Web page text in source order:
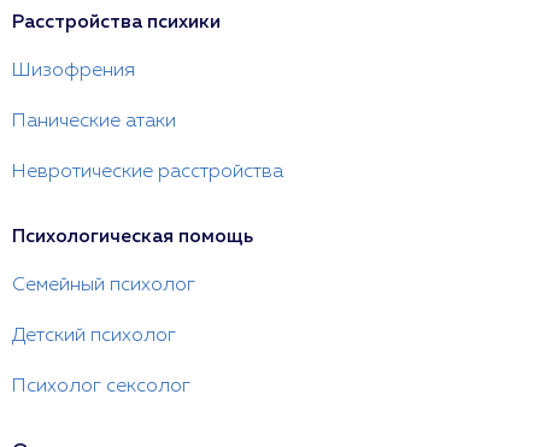
Расстройства психики
Шизофрения
Панические атаки
Невротические расстройства
Психологическая помощь
Семейный психолог
Детский психолог
Психолог сексолог